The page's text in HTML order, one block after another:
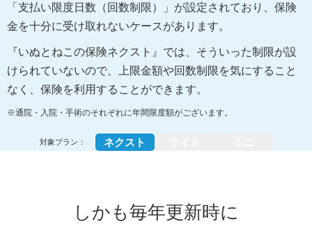
「支払い限度日数（回数制限）」が設定されており、保険
金を十分に受け取れないケースがあります。
『いぬとねこの保険ネクスト』では、そういった制限が設
けられていないので、上限金額や回数制限を気にすること
なく、保険を利用することができます。
※通院・入院・手術のそれぞれに年間限度額がございます。
対象プラン： ネクスト
しかも毎年更新時に